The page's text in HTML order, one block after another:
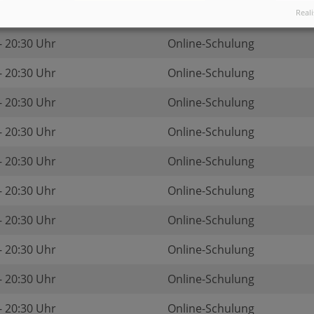
20:30 Uhr
Online-Schulung
20:30 Uhr
Online-Schulung
20:30 Uhr
Online-Schulung
20:30 Uhr
Online-Schulung
20:30 Uhr
Online-Schulung
20:30 Uhr
Online-Schulung
20:30 Uhr
Online-Schulung
20:30 Uhr
Online-Schulung
20:30 Uhr
Online-Schulung
20:30 Uhr
Online-Schulung